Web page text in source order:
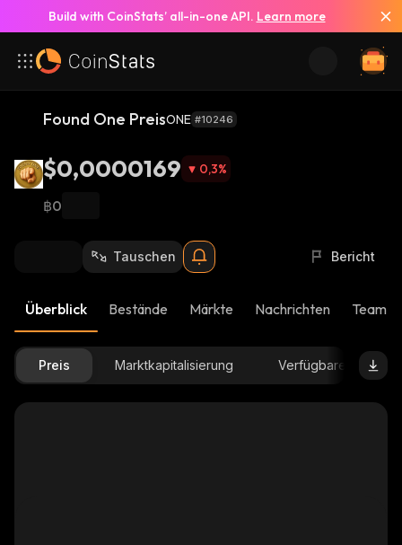
Build with CoinStats’ all-in-one API. Learn more
Found One PreisONE #10246
$0,0000169 0,3%
฿0
Tauschen Bericht
Überblick Bestände Märkte Nachrichten Team-
Preis Marktkapitalisierung Verfügbare Menge